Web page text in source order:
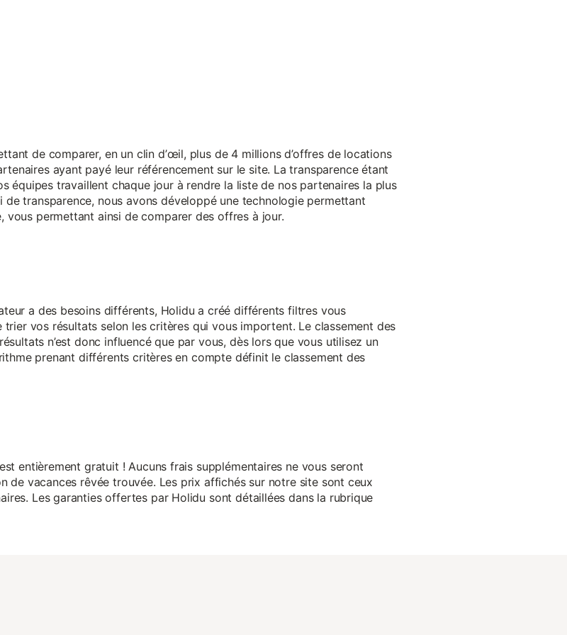
de comparer, en un clin d’œil, plus de 4 millions d’offres de locations
ayant payé leur référencement sur le site. La transparence étant
équipes travaillent chaque jour à rendre la liste de nos partenaires la plus
de transparence, nous avons développé une technologie permettant
vous permettant ainsi de comparer des offres à jour.
a des besoins différents, Holidu a créé différents filtres vous
trier vos résultats selon les critères qui vous importent. Le classement des
n’est donc influencé que par vous, dès lors que vous utilisez un
prenant différents critères en compte définit le classement des
entièrement gratuit ! Aucuns frais supplémentaires ne vous seront
de vacances rêvée trouvée. Les prix affichés sur notre site sont ceux
Les garanties offertes par Holidu sont détaillées dans la rubrique